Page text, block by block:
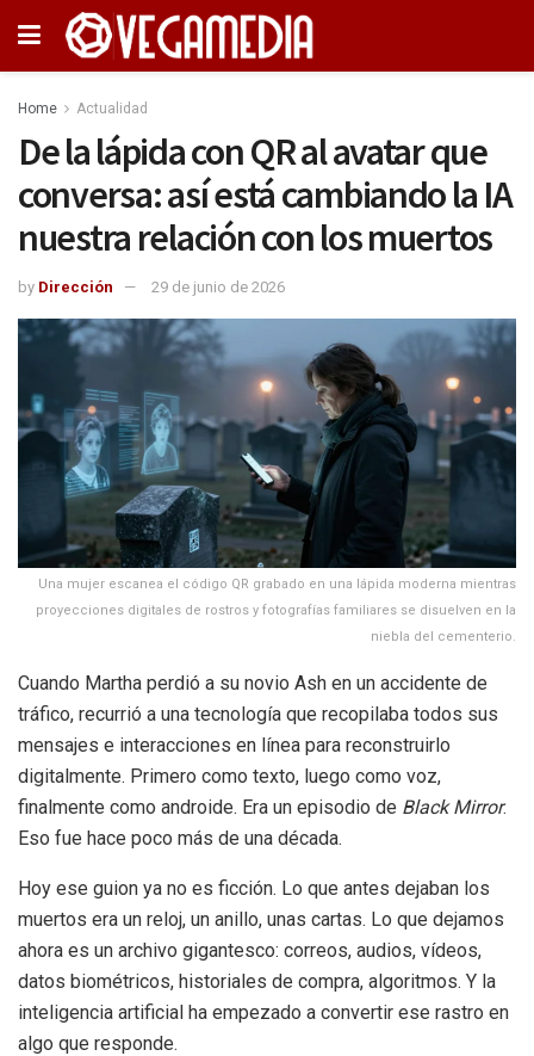
Home Actualidad
De la lápida con QR al avatar que
conversa: así está cambiando la IA
nuestra relación con los muertos
by Dirección 29 de junio de 2026
Una mujer escanea el código QR grabado en una lápida moderna mientras
proyecciones digitales de rostros y fotografías familiares se disuelven en la
niebla del cementerio.
Cuando Martha perdió a su novio Ash en un accidente de
tráfico, recurrió a una tecnología que recopilaba todos sus
mensajes e interacciones en línea para reconstruirlo
digitalmente. Primero como texto, luego como voz,
finalmente como androide. Era un episodio de Black Mirror.
Eso fue hace poco más de una década.
Hoy ese guion ya no es ficción. Lo que antes dejaban los
muertos era un reloj, un anillo, unas cartas. Lo que dejamos
ahora es un archivo gigantesco: correos, audios, vídeos,
datos biométricos, historiales de compra, algoritmos. Y la
inteligencia artificial ha empezado a convertir ese rastro en
algo que responde.